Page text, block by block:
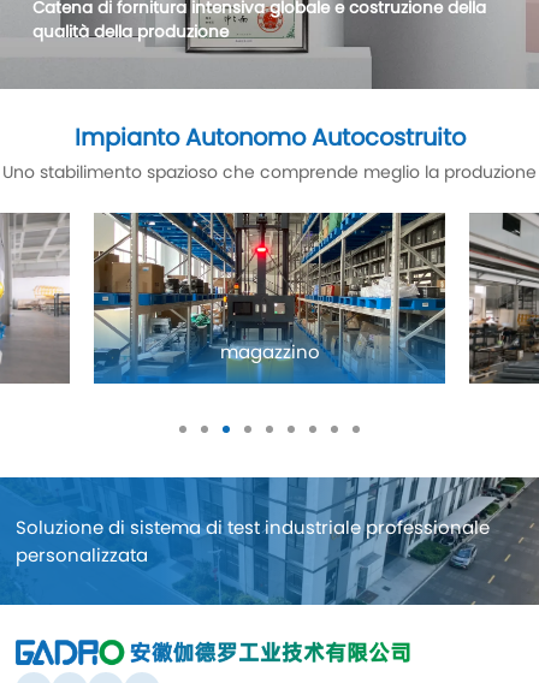
Catena di fornitura intensiva globale e costruzione della
qualità della produzione
Impianto Autonomo Autocostruito
Uno stabilimento spazioso che comprende meglio la produzione
magazzino
Soluzione di sistema di test industriale professionale
personalizzata